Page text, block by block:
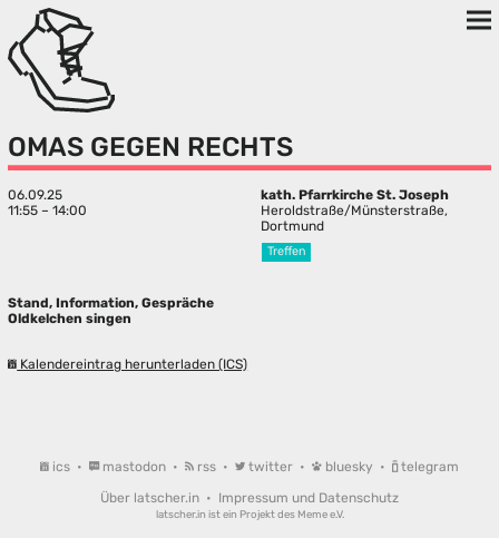
OMAS GEGEN RECHTS
06.09.25
11:55 – 14:00
kath. Pfarrkirche St. Joseph
Heroldstraße/Münsterstraße,
Dortmund
Treffen
Stand, Information, Gespräche
Oldkelchen singen
Kalendereintrag herunterladen (ICS)
ics • mastodon • rss • twitter • bluesky •
telegram
Über latscher.in • Impressum und Datenschutz
latscher.in ist ein Projekt des Meme e.V.